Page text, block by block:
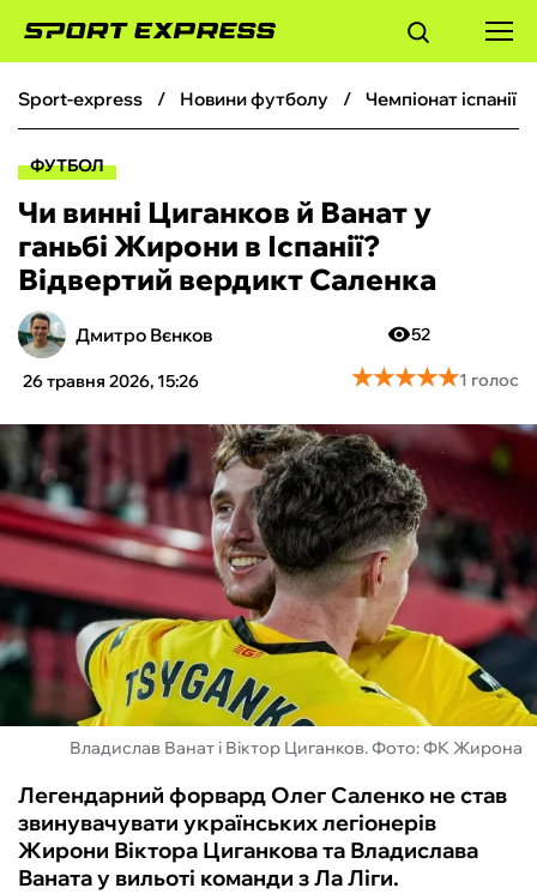
ФУТБОЛ
БОКС
ХОКЕЙ
ТЕНІС
КІБЕРСПОРТ
ЧС-2026
ФУТЗАЛ
ІНШІ
БУКМЕКЕРИ
sport-express новини футболу чемпіонат іспанії
ФУТБОЛ
Чи винні Циганков й Ванат у
ганьбі Жирони в Іспанії?
Відвертий вердикт Саленка
Дмитро Вєнков
26 травня 2026, 15:26
52
★★★★★
★★★★★1 голос
Владислав Ванат і Віктор Циганков. Фото: ФК Жирона
Легендарний форвард Олег Саленко не став
звинувачувати українських легіонерів
Жирони Віктора Циганкова та Владислава
Ваната у вильоті команди з Ла Ліги.